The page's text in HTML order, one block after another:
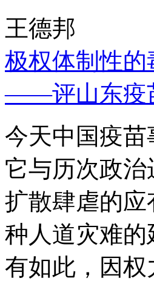
王德邦
极权体制性的
——评山东疫
今天中国疫
它与历次政
扩散肆虐的
种人道灾难
有如此，因